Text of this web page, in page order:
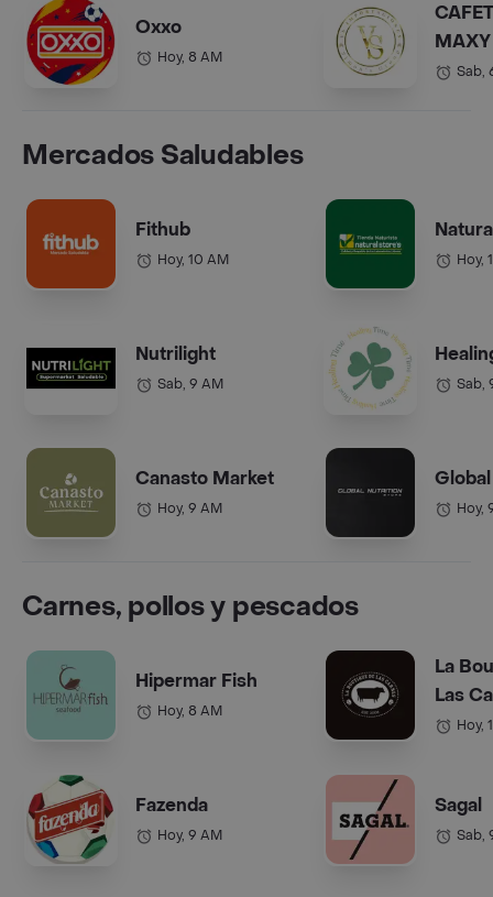
Oxxo
Hoy, 8 AM
COL.).
Sab,
Mercados Saludables
Fithub
Hoy, 10 AM
Nutrilight
Sab, 9 AM
Canasto Market
Hoy, 9 AM
Hoy,
Sab,
Hoy,
Carnes, pollos y pescados
Hipermar Fish
Hoy, 8 AM
Fazenda
Hoy, 9 AM
La
Las
Hoy,
Sagal
Sab,